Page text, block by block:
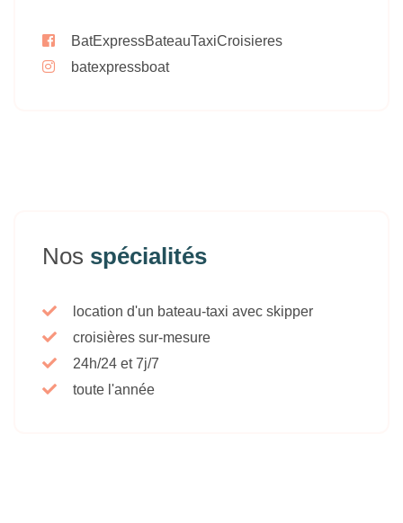
BatExpressBateauTaxiCroisieres
batexpressboat
Nos spécialités
location d'un bateau-taxi avec skipper
croisières sur-mesure
24h/24 et 7j/7
toute l'année